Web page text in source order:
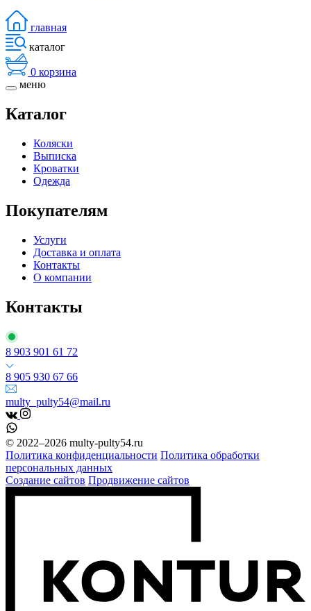
главная
каталог
0 корзина
меню
Каталог
Коляски
Выписка
Кроватки
Одежда
Покупателям
Услуги
Доставка и оплата
Контакты
О компании
Контакты
8 903 901 61 72
8 905 930 67 66
multy_pulty54@mail.ru
© 2022–2026 multy-pulty54.ru
Политика конфиденциальности Политика обработки
персональных данных
Создание сайтов Продвижение сайтов